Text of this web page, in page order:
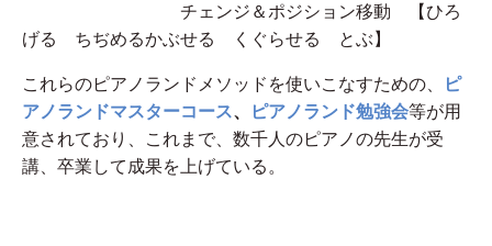
チェンジ＆ポジション移動 【ひろ
げる ちぢめるかぶせる くぐらせる とぶ】
これらのピアノランドメソッドを使いこなすための、
ピ
アノランドマスターコース、 ピアノランド勉強会等が用
意されており、これまで、数千人のピアノの先生が受
講、卒業して成果を上げている。